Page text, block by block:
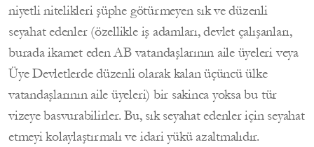
niyetli nitelikleri şüphe götürmeyen sık ve düzenli
seyahat edenler (özellikle iş adamları, devlet çalışanları,
burada ikamet eden AB vatandaşlarının aile üyeleri veya
Üye Devletlerde düzenli olarak kalan üçüncü ülke
vatandaşlarının aile üyeleri) bir sakinca yoksa bu tür
vizeye basvurabilirler. Bu, sık seyahat edenler için seyahat
etmeyi kolaylaştırmalı ve idari yükü azaltmalıdır.